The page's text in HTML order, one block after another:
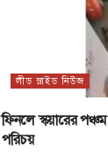
লীড স্লাইড নিউজ
ফিনলে স্কয়ারের
পরিচয়